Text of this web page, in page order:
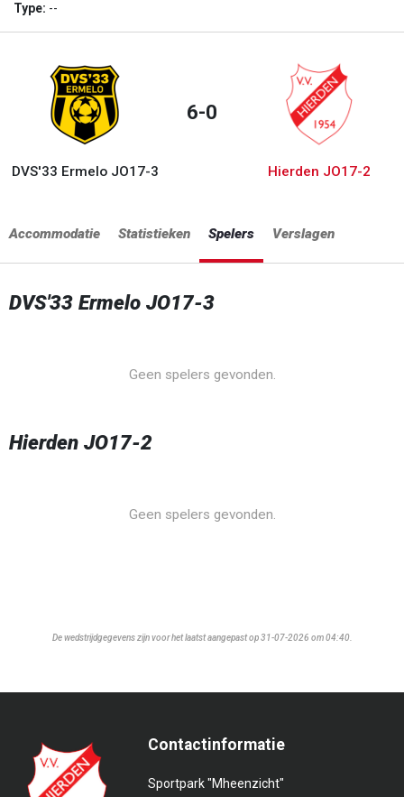
Type: --
DVS'33 Ermelo JO17-3
6-0
Hierden JO17-2
Accommodatie Statistieken Spelers Verslagen
DVS'33 Ermelo JO17-3
Geen spelers gevonden.
Hierden JO17-2
Geen spelers gevonden.
De wedstrijdgegevens zijn voor het laatst aangepast op 31-07-2026 om 04:40.
Contactinformatie
Sportpark "Mheenzicht"